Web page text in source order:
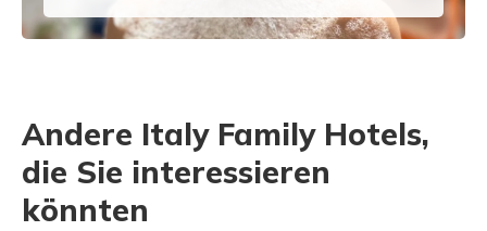
Andere Italy Family Hotels,
die Sie interessieren
könnten